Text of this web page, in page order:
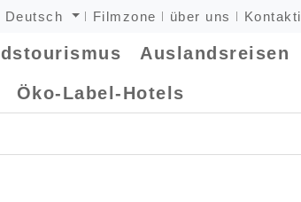
Deutsch Filmzone über uns
Auslandsreisen
Öko-Label-Hotels